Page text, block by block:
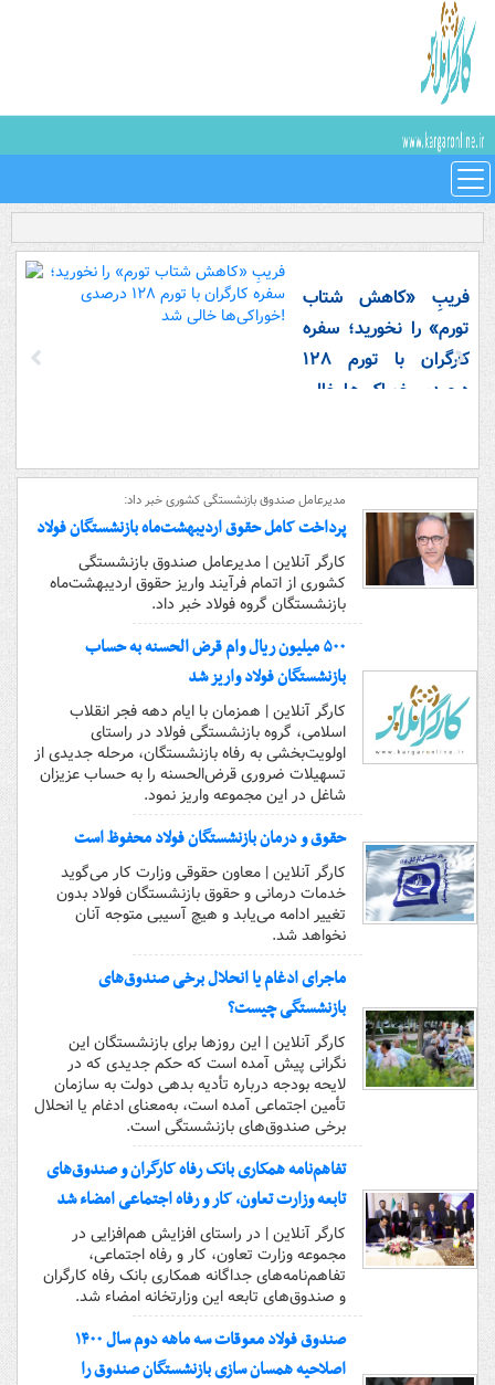
فریبِ «کاهش شتاب
تورم» را نخورید؛ سفره
کارگران با تورم ۱۲۸
درصدی خوراکی‌ها خالی
مدیرعامل صندوق بازنشستگی کشوری خبر داد:
پرداخت کامل حقوق اردیبهشت‌ماه بازنشستگان فولاد
کارگر آنلاین | مدیرعامل صندوق بازنشستگی
کشوری از اتمام فرآیند واریز حقوق اردیبهشت‌ماه
بازنشستگان گروه فولاد خبر داد.
۵۰۰ میلیون ریال وام قرض الحسنه به حساب
بازنشستگان فولاد واریز شد
کارگر آنلاین | همزمان با ایام دهه فجر انقلاب
اسلامی، گروه بازنشستگی فولاد در راستای
اولویت‌بخشی به رفاه بازنشستگان، مرحله جدیدی از
تسهیلات ضروری قرض‌الحسنه را به حساب عزیزان
شاغل در این مجموعه واریز نمود.
حقوق و درمان بازنشستگان فولاد محفوظ است
کارگر آنلاین | معاون حقوقی وزارت کار می‌گوید
خدمات درمانی و حقوق بازنشستگان فولاد بدون
تغییر ادامه می‌یابد و هیچ آسیبی متوجه آنان
نخواهد شد.
ماجرای ادغام یا انحلال برخی صندوق‌های
بازنشستگی چیست؟
کارگر آنلاین | این روز‌ها برای بازنشستگان این
نگرانی پیش آمده است که حکم جدیدی که در
لایحه بودجه درباره تأدیه بدهی دولت به سازمان
تأمین اجتماعی آمده است، به‌معنای ادغام یا انحلال
برخی صندوق‌های بازنشستگی است.
تفاهم‌نامه همکاری بانک رفاه کارگران و صندوق‌های
تابعه وزارت تعاون، کار و رفاه اجتماعی امضاء شد
کارگر آنلاین | در راستای افزایش هم‌افزایی در
مجموعه وزارت تعاون، کار و رفاه اجتماعی،
تفاهم‌نامه‌های جداگانه همکاری بانک رفاه کارگران
و صندوق‌های تابعه این وزارتخانه امضاء شد.
صندوق فولاد معوقات سه ماهه دوم سال ۱۴۰۰
اصلاحیه همسان سازی بازنشستگان صندوق را